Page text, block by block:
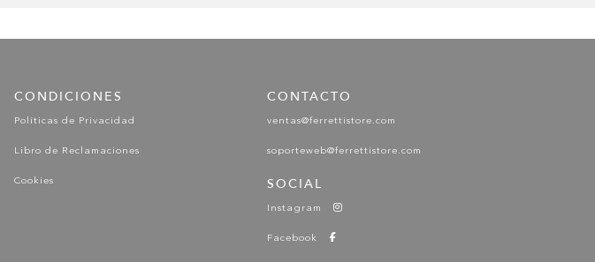
CONDICIONES
Políticas de Privacidad
Libro de Reclamaciones
Cookies
CONTACTO
ventas@ferrettistore.com
soporteweb@ferrettistore.com
SOCIAL
Instagram
Facebook